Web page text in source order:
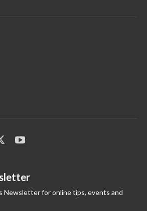
Newsletter for online tips, events and